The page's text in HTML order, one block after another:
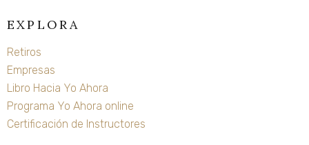
EXPLORA
Retiros
Empresas
Libro Hacia Yo Ahora
Programa Yo Ahora online
Certificación de Instructores